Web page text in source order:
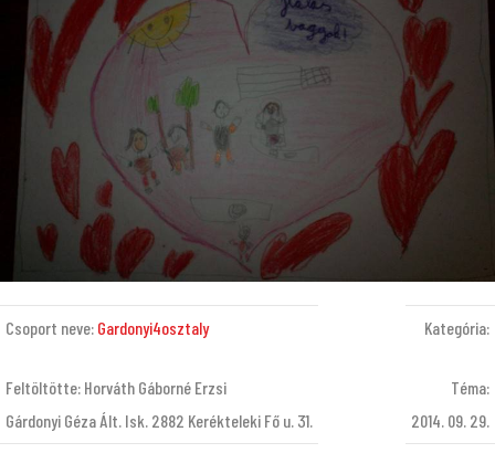
Csoport neve: Gardonyi4osztaly
Feltöltötte: Horváth Gáborné Erzsi
Gárdonyi Géza Ált. Isk. 2882 Kerékteleki Fő u. 31.
Kategória:
Téma:
2014. 09. 29.